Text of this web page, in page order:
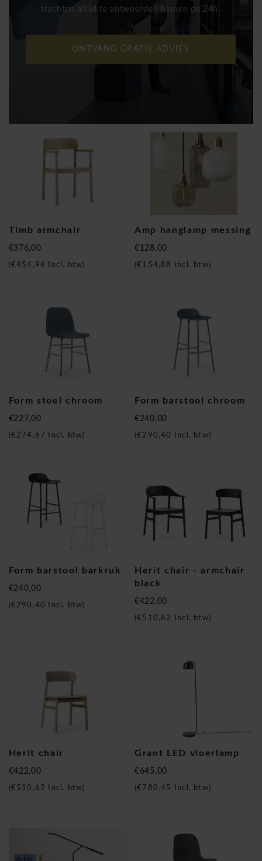
trachten altijd te antwoorden binnen de 24h.
ONTVANG GRATIS ADVIES
Timb armchair
€376,00
€454,96 Incl. btw)
Amp hanglamp messing
€128,00
(€154,88 Incl. btw)
Form stoel chroom
€227,00
(€274,67 Incl. btw)
Form barstool chroom
€240,00
(€290,40 Incl. btw)
Form barstool barkruk
€240,00
(€290,40 Incl. btw)
Herit chair - armchair
black
€422,00
(€510,62 Incl. btw)
Herit chair
€422,00
€510,62 Incl. btw)
Grant LED vloerlamp
€645,00
(€780,45 Incl. btw)